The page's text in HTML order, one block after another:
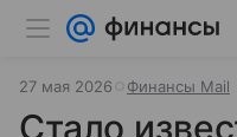
27 мая 2026 Финансы Mail
Стало